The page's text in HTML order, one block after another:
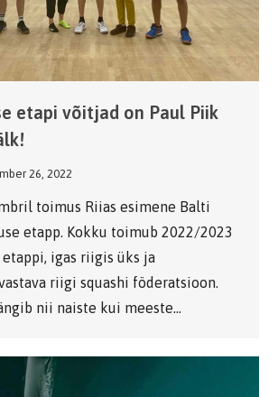
etapi võitjad on Paul Piik
26, 2022
toimus Riias esimene Balti
etapp. Kokku toimub 2022/2023
igas riigis üks ja
riigi squashi föderatsioon.
nii naiste kui meeste…